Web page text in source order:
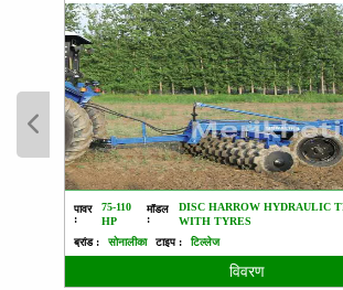
पावर
:
75-110
HP
मॉडल
:
DISC HARROW HYDRAULIC
WITH TYRES
ब्रांड :
सोनालीका टाइप : टिल्लेज
विवरण